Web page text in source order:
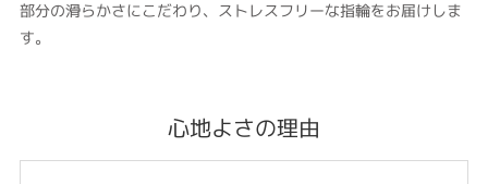
部分の滑らかさにこだわり、ストレスフリーな指輪をお届けしま
す。
心地よさの理由